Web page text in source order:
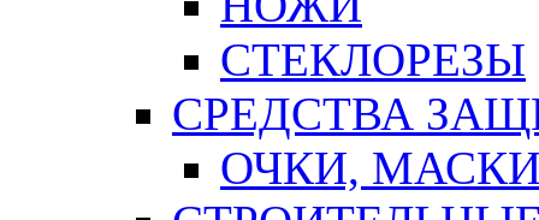
СТЕКЛОРЕЗЫ
СРЕДСТВА
ОЧКИ,